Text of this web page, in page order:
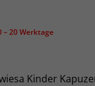
– 20 Werktage
Kinder